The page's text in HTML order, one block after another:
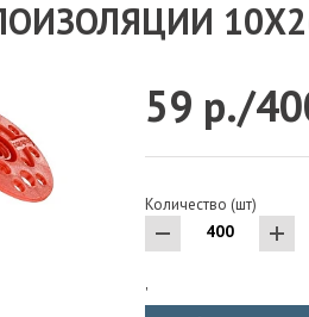
59 р./
Количество (шт)
'